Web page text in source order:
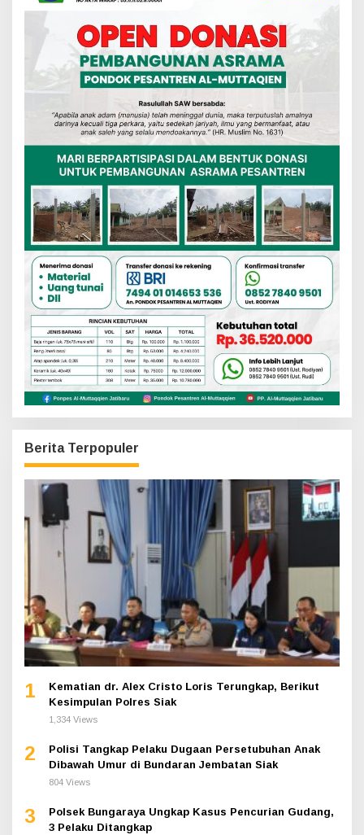
Berita Terpopuler
1
Kematian dr. Alex Cristo Loris Terungkap, Berikut
Kesimpulan Polres Siak
1,334 Views
2
Polisi Tangkap Pelaku Dugaan Persetubuhan Anak
Dibawah Umur di Bundaran Jembatan Siak
804 Views
3
Polsek Bungaraya Ungkap Kasus Pencurian Gudang,
3 Pelaku Ditangkap